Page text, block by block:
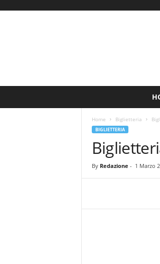
Home Biglietteria
BIGLIETTERIA
By Redazione - 1 Marzo